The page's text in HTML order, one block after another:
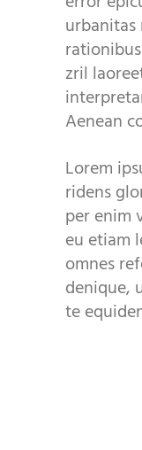
urbanitas
zril
Aenean
Lorem
ridens
per enim
eu etiam
omnes
denique,
te